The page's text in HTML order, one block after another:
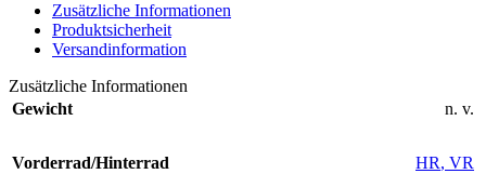
Zusätzliche Informationen
Produktsicherheit
Versandinformation
Zusätzliche Informationen
Gewicht
n. v.
Vorderrad/Hinterrad HR, VR